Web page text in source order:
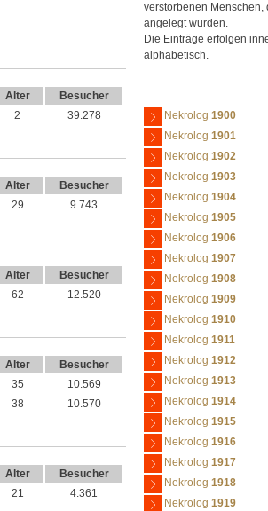
Alter
Besucher
2 39.278
Alter
Besucher
29 9.743
Alter
Besucher
62 12.520
Alter
Besucher
35
10.569
38 10.570
Alter
Besucher
21 4.361
verstorbenen Menschen,
angelegt wurden.
Die Einträge erfolgen
alphabetisch.
Nekrolog 1900
Nekrolog 1901
Nekrolog 1902
Nekrolog 1903
Nekrolog 1904
Nekrolog 1905
Nekrolog 1906
Nekrolog 1907
Nekrolog 1908
Nekrolog 1909
Nekrolog 1910
Nekrolog 1911
Nekrolog 1912
Nekrolog 1913
Nekrolog 1914
Nekrolog 1915
Nekrolog 1916
Nekrolog 1917
Nekrolog 1918
Nekrolog 1919